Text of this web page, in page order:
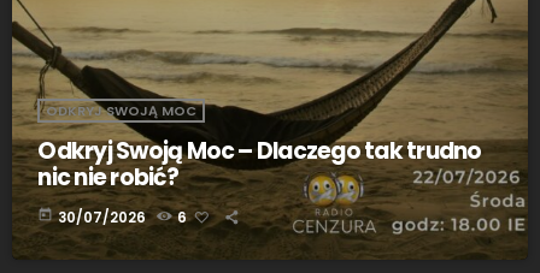
ODKRYJ SWOJĄ MOC
Odkryj Swoją Moc – Dlaczego tak trudno
nic nie robić?
today 30/07/2026 6